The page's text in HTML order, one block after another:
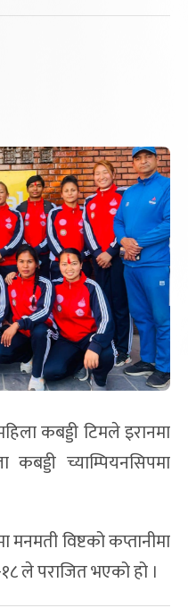
कबड्डी टिमले इरानमा
च्याम्पियनसिपमा
विष्टको कप्तानीमा
ले पराजित भएको हो ।